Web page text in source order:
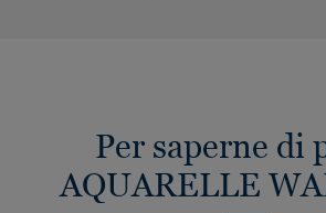
Per saperne di
AQUARELLE